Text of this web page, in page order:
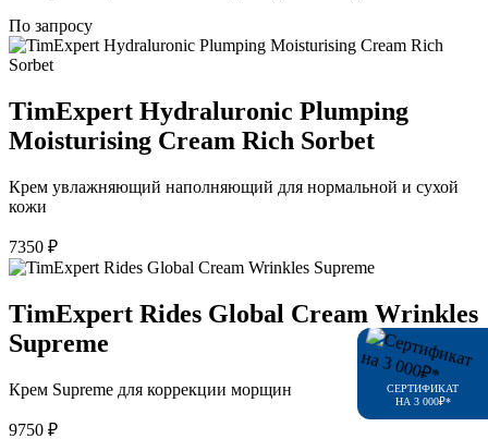
По запросу
TimExpert Hydraluronic Plumping
Moisturising Cream Rich Sorbet
Крем увлажняющий наполняющий для нормальной и сухой
кожи
7350 ₽
TimExpert Rides Global Cream Wrinkles
Supreme
Крем Supreme для коррекции морщин
9750 ₽
СЕРТИФИКАТ
НА 3 000₽*